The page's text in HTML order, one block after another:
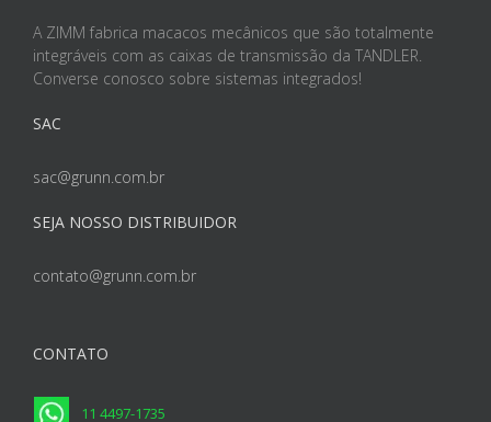
A ZIMM fabrica macacos mecânicos que são totalmente
integráveis com as caixas de transmissão da TANDLER.
Converse conosco sobre sistemas integrados!
SAC
sac@grunn.com.br
SEJA NOSSO DISTRIBUIDOR
contato@grunn.com.br
CONTATO
11 4497-1735